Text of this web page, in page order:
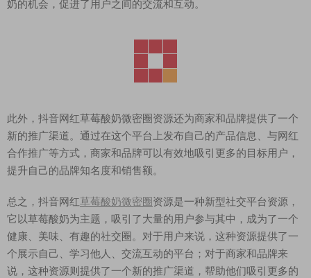
奶的机会，促进了用户之间的交流和互动。
此外，抖音网红草莓酸奶微密圈资源还为商家和品牌提供了一个
新的推广渠道。通过在这个平台上发布自己的产品信息、与网红
合作推广等方式，商家和品牌可以有效地吸引更多的目标用户，
提升自己的品牌知名度和销售额。
总之，抖音网红草莓酸奶微密圈资源是一种新型社交平台资源，
它以草莓酸奶为主题，吸引了大量的用户参与其中，成为了一个
健康、美味、有趣的社交圈。对于用户来说，这种资源提供了一
个展示自己、学习他人、交流互动的平台；对于商家和品牌来
说，这种资源则提供了一个新的推广渠道，帮助他们吸引更多的